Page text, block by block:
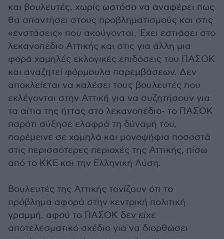
και βουλευτές, χωρίς ωστόσο να αναφέρει πως
θα απαντήσει στους προβληματισμούς και στις
«ενστάσεις» που ακούγονται. Έχει εστιάσει στο
λεκανοπέδιο Αττικής και στις για άλλη μια
φορά χαμηλές εκλογικές επιδόσεις του ΠΑΣΟΚ
και αναζητεί φόρμουλα παρεμβάσεων. Δεν
αποκλείεται να καλέσει τους βουλευτές που
εκλέγονται στην Αττική για να συζητήσουν για
τα αίτια της ήττας στο λεκανοπέδιο- το ΠΑΣΟΚ
παρότι αύξησε ελαφρά τη δύναμή του,
παρέμεινε σε χαμηλά και μονοψήφια ποσοστά
στις περισσότερες περιοχές της Αττικής, πίσω
από το ΚΚΕ και την Ελληνική Λύση.
Βουλευτές της Αττικής τονίζουν ότι το
πρόβλημα αφορά στην κεντρική πολιτική
γραμμή, αφού το ΠΑΣΟΚ δεν είχε
αποτελεσματικό σχέδιο για να διορθώσει